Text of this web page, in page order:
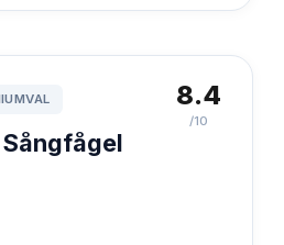
8.4
/10